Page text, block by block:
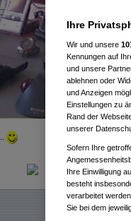
Ihre
Wir und unsere
Kennungen auf
und unsere
ablehnen oder
und Anzeigen
Einstellungen zu
Rand der
unserer
Sofern Ihre
Ihre Einwilligung
besteht
verarbeitet
Sie bei dem